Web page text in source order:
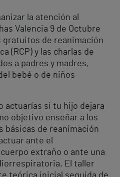
la atención al
Valencia 9 de Octubre
gratuitos de reanimación
(RCP) y las charlas de
a padres y madres,
bebé o de niños
actuarías si tu hijo dejara
objetivo enseñar a los
básicas de reanimación
ante el
extraño o ante una
El taller